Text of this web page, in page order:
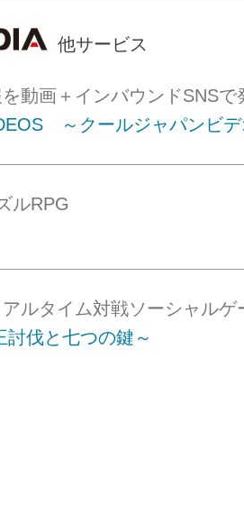
他サービス
動画＋インバウンドSNSで
～クールジャパンビ
ルRPG
ルタイム対戦ソーシャルゲ
伐と七つの鍵～